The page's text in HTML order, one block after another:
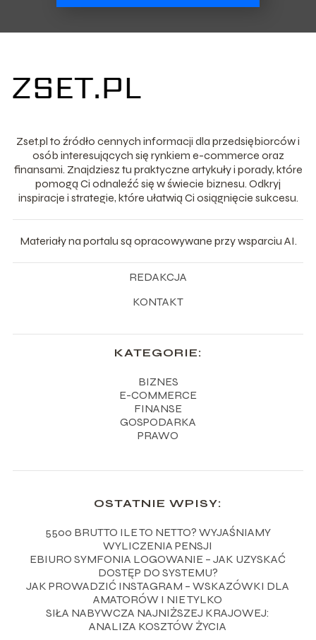
Zset.pl to źródło cennych informacji dla przedsiębiorców i
osób interesujących się rynkiem e-commerce oraz
finansami. Znajdziesz tu praktyczne artykuły i porady, które
pomogą Ci odnaleźć się w świecie biznesu. Odkryj
inspiracje i strategie, które ułatwią Ci osiągnięcie sukcesu.
Materiały na portalu są opracowywane przy wsparciu AI.
REDAKCJA
KONTAKT
KATEGORIE:
BIZNES
E-COMMERCE
FINANSE
GOSPODARKA
PRAWO
OSTATNIE WPISY:
5500 BRUTTO ILE TO NETTO? WYJAŚNIAMY
WYLICZENIA PENSJI
EBIURO SYMFONIA LOGOWANIE – JAK UZYSKAĆ
DOSTĘP DO SYSTEMU?
JAK PROWADZIĆ INSTAGRAM – WSKAZÓWKI DLA
AMATORÓW I NIE TYLKO
SIŁA NABYWCZA NAJNIŻSZEJ KRAJOWEJ:
ANALIZA KOSZTÓW ŻYCIA